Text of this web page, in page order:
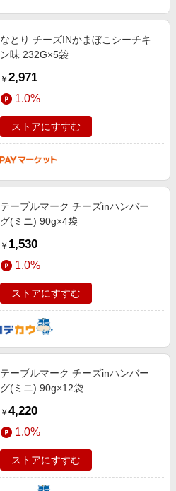
なとり チーズINかまぼこシーチキ
ン味 232G×5袋
￥ 2,971
1.0%
ストアにすすむ
テーブルマーク チーズinハンバー
グ(ミニ) 90g×4袋
￥ 1,530
1.0%
ストアにすすむ
テーブルマーク チーズinハンバー
グ(ミニ) 90g×12袋
￥ 4,220
1.0%
ストアにすすむ